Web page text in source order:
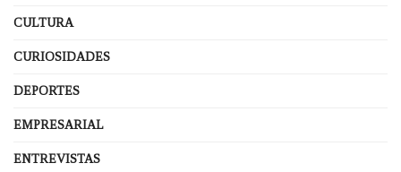
CULTURA
CURIOSIDADES
DEPORTES
EMPRESARIAL
ENTREVISTAS